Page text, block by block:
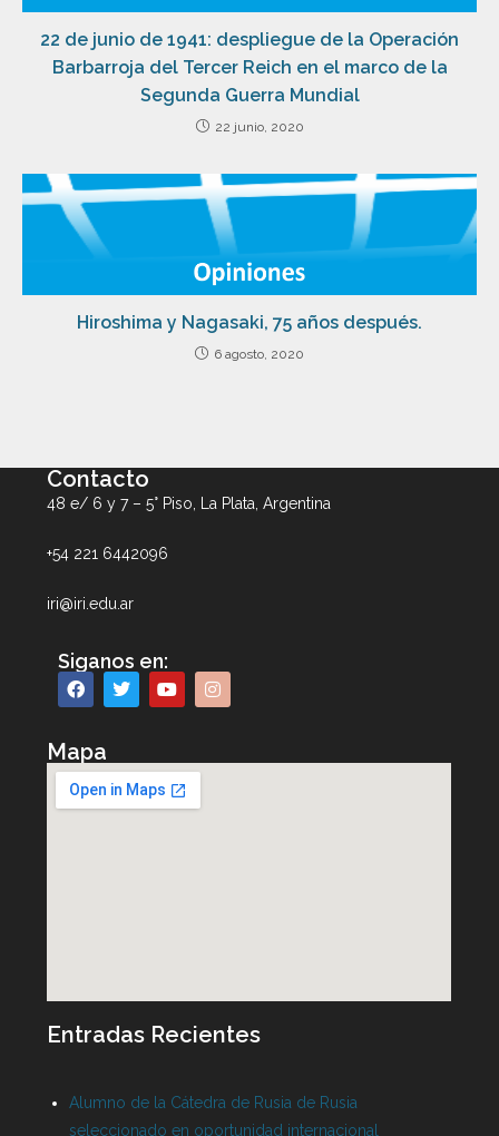
22 de junio de 1941: despliegue de la Operación
Barbarroja del Tercer Reich en el marco de la
Segunda Guerra Mundial
22 junio, 2020
Hiroshima y Nagasaki, 75 años después.
6 agosto, 2020
Contacto
48 e/ 6 y 7 – 5° Piso, La Plata, Argentina
+54 221 6442096
iri@iri.edu.ar
Siganos en:
Mapa
Entradas Recientes
Alumno de la Cátedra de Rusia de Rusia
seleccionado en oportunidad internacional